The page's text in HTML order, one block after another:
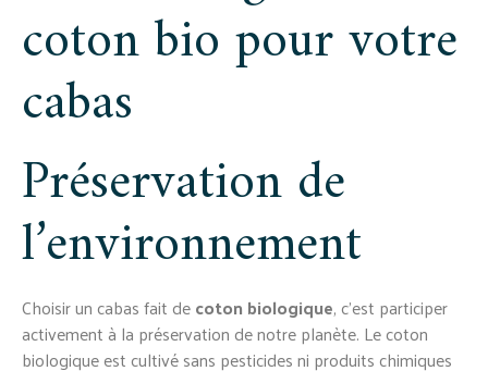
coton bio pour votre
cabas
Préservation de
l’environnement
Choisir un cabas fait decoton biologique, c’est participer
activement à la préservation de notre planète. Le coton
biologique est cultivé sans pesticides ni produits chimiques